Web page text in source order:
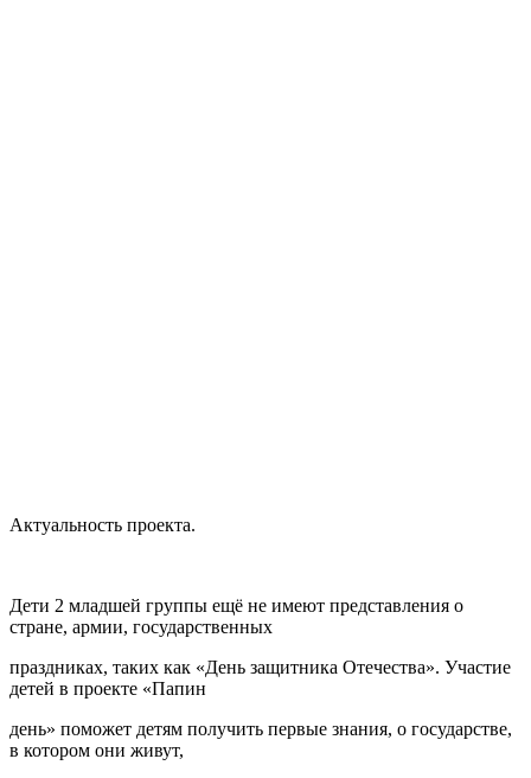
Актуальность проекта.
Дети 2 младшей группы ещё не имеют представления о
стране, армии, государственных
праздниках, таких как «День защитника Отечества». Участие
детей в проекте «Папин
день» поможет детям получить первые знания, о государстве,
в котором они живут,